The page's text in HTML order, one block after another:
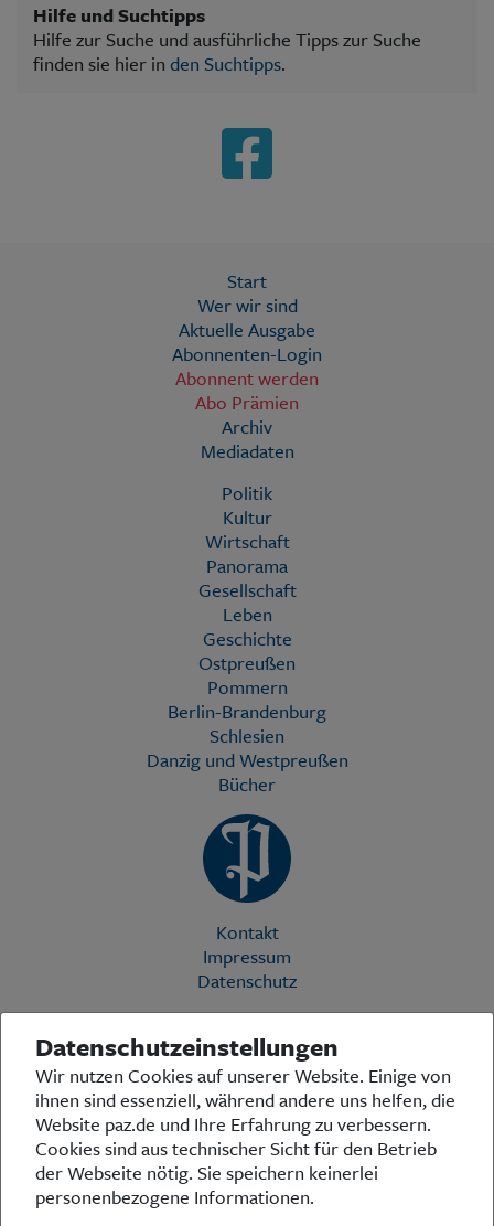
Hilfe und Suchtipps
Hilfe zur Suche und ausführliche Tipps zur Suche
finden sie hier in den Suchtipps.
Start
Wer wir sind
Aktuelle Ausgabe
Abonnenten-Login
Abonnent werden
Abo Prämien
Archiv
Mediadaten
Politik
Kultur
Wirtschaft
Panorama
Gesellschaft
Leben
Geschichte
Ostpreußen
Pommern
Berlin-Brandenburg
Schlesien
Danzig und Westpreußen
Bücher
Kontakt
Impressum
Datenschutz
Die Preußische Allgemeine Zeitung (PAZ) ist eine einzigartige Stimme
in der deutschen Medienlandschaft. Woche für Woche berichtet sie
über das aktuelle Zeitgeschehen in Politik, Kultur und Wirtschaft und
bezieht zu den grundlegenden Entwicklungen unserer Gesellschaft
Stellung. In ihrer Arbeit fühlt sich die Redaktion dem traditionellen
preußischen Wertekanon verpflichtet: Das alte Preußen stand und
steht für religiöse und weltanschauliche Toleranz, für Heimatliebe
und Weltoffenheit, für Rechtstaatlichkeit und intellektuelle
Datenschutzeinstellungen
Wir nutzen Cookies auf unserer Website. Einige von
ihnen sind essenziell, während andere uns helfen, die
Website paz.de und Ihre Erfahrung zu verbessern.
Cookies sind aus technischer Sicht für den Betrieb
der Webseite nötig. Sie speichern keinerlei
personenbezogene Informationen.